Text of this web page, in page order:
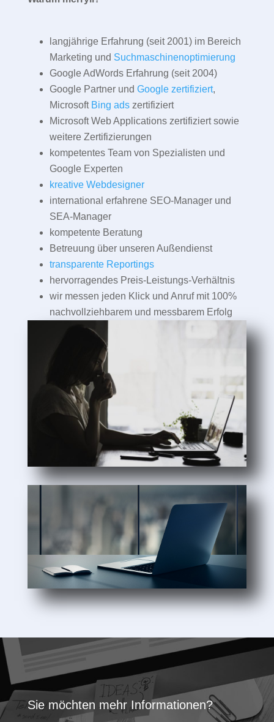
langjährige Erfahrung (seit 2001) im Bereich
Marketing und Suchmaschinenoptimierung
Google AdWords Erfahrung (seit 2004)
Google Partner und Google zertifiziert,
Microsoft Bing adszertifiziert
Microsoft Web Applications zertifiziert sowie
weitere Zertifizierungen
kompetentes Team von Spezialisten und
Google Experten
kreative Webdesigner
international erfahrene SEO-Manager und
SEA-Manager
kompetente Beratung
Betreuung über unseren Außendienst
transparente Reportings
hervorragendes Preis-Leistungs-Verhältnis
wir messen jeden Klick und Anruf mit 100%
nachvollziehbarem und messbarem Erfolg
Sie möchten mehr Informationen?